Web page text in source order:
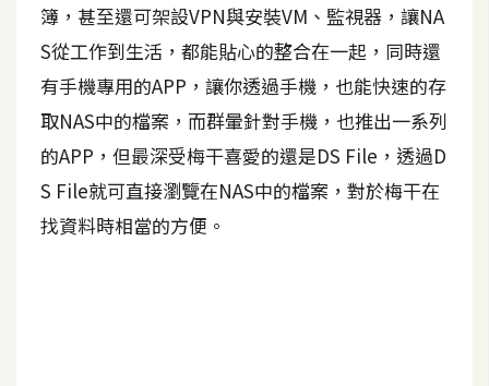
影
像
A
d
o
b
e
簿，甚至還可架設VPN與安裝VM、監視器，讓NA
S從工作到生活，都能貼心的整合在一起，同時還
有手機專用的APP，讓你透過手機，也能快速的存
取NAS中的檔案，而群暈針對手機，也推出一系列
的APP，但最深受梅干喜愛的還是DS File，透過D
S File就可直接瀏覽在NAS中的檔案，對於梅干在
找資料時相當的方便。